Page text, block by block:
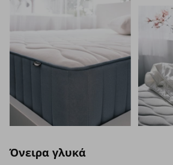
Όνειρα γλυκά